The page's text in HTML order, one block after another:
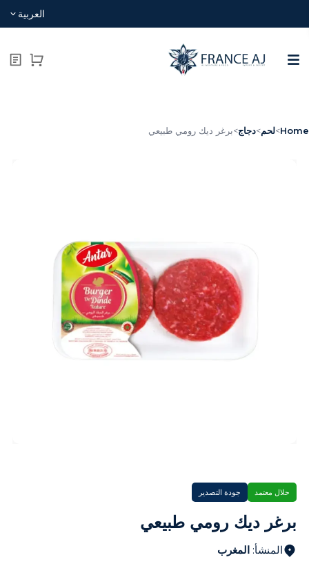
العربية
>لحم>دجاج>برغر ديك رومي طبيعي
حلال معتمد جودة التصدير
برغر ديك رومي طبيعي
المنشأ:المغرب